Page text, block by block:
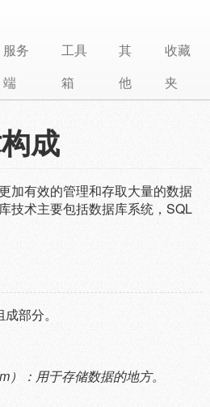
服务
端
工具
箱
其
他
收藏
夹
成
加有效的管理和存取大量的数据
技术主要包括数据库系统，SQL
部分。
：用于存储数据的地方。